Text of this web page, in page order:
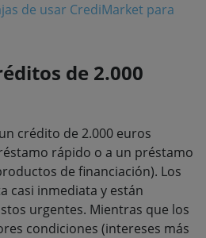
de usar CrediMarket para
de 2.000
crédito de 2.000 euros
rápido o a un préstamo
de financiación). Los
casi inmediata y están
urgentes. Mientras que los
condiciones (intereses más